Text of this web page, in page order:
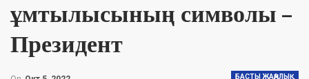
ұмтылысының символы –
Президент
БАСТЫ ЖАҢАЛЫҚ